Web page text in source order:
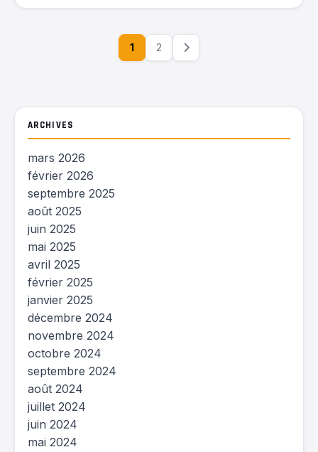
1 2
ARCHIVES
mars 2026
février 2026
septembre 2025
août 2025
juin 2025
mai 2025
avril 2025
février 2025
janvier 2025
décembre 2024
novembre 2024
octobre 2024
septembre 2024
août 2024
juillet 2024
juin 2024
mai 2024